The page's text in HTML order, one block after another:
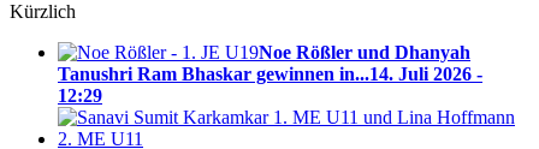
Kürzlich
Noe Rößler und Dhanyah
Tanushri Ram Bhaskar gewinnen in...14. Juli 2026 -
12:29